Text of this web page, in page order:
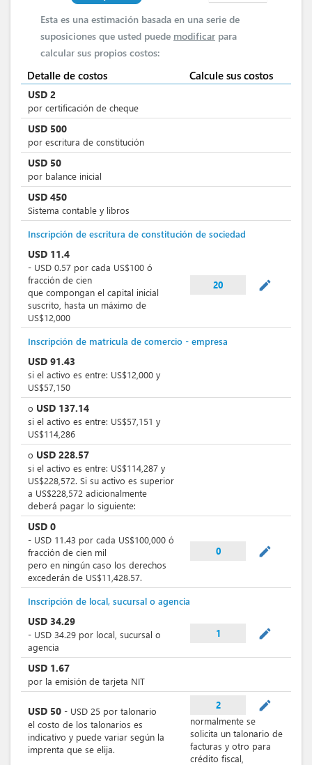
Esta es una estimación basada en una serie de
suposiciones que usted puede modificar para
calcular sus propios costos:
Detalle de costos Calcule sus costos
USD 2
por certificación de cheque
USD 500
por escritura de constitución
USD 50
por balance inicial
USD 450
Sistema contable y libros
Inscripción de escritura de constitución de sociedad
USD 11.4
- USD 0.57 por cada US$100 ó
fracción de cien
que compongan el capital inicial
suscrito, hasta un máximo de
US$12,000
20 mode_edit
Inscripción de matricula de comercio - empresa
USD 91.43
si el activo es entre: US$12,000 y
US$57,150
o USD 137.14
si el activo es entre: US$57,151 y
US$114,286
o USD 228.57
si el activo es entre: US$114,287 y
US$228,572. Si su activo es superior
a US$228,572 adicionalmente
deberá pagar lo siguiente:
USD 0
- USD 11.43 por cada US$100,000 ó
fracción de cien mil
pero en ningún caso los derechos
excederán de US$11,428.57.
0 mode_edit
Inscripción de local, sucursal o agencia
USD 34.29
- USD 34.29 por local, sucursal o
agencia
1 mode_edit
USD 1.67
por la emisión de tarjeta NIT
USD 50 - USD 25 por talonario
el costo de los talonarios es
indicativo y puede variar según la
imprenta que se elija.
2 mode_edit
normalmente se
solicita un talonario de
facturas y otro para
crédito fiscal,